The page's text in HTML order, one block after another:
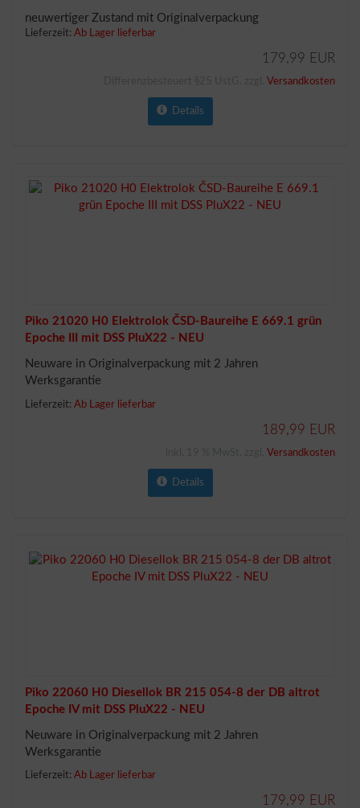
neuwertiger Zustand mit Originalverpackung
Lieferzeit: Ab Lager lieferbar
179,99 EUR
Versandkosten
Details
Piko 21020 H0 Elektrolok ČSD-Baureihe E 669.1 grün
Epoche III mit DSS PluX22 - NEU
Neuware in Originalverpackung mit 2 Jahren
Werksgarantie
Lieferzeit: Ab Lager lieferbar
189,99 EUR
Versandkosten
Details
Piko 22060 H0 Diesellok BR 215 054-8 der DB altrot
Epoche IV mit DSS PluX22 - NEU
Neuware in Originalverpackung mit 2 Jahren
Werksgarantie
Lieferzeit: Ab Lager lieferbar
179,99 EUR